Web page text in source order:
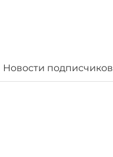
Новости подписчиков